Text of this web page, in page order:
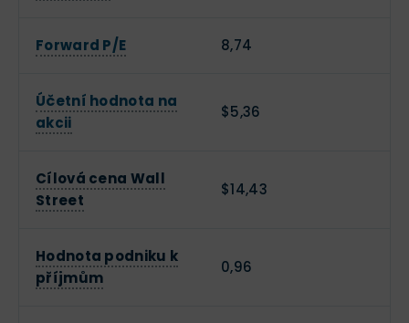
Forward P/E 8,74
Účetní hodnota na
akcii
$5,36
Cílová cena Wall
Street
$14,43
Hodnota podniku k
příjmům
0,96